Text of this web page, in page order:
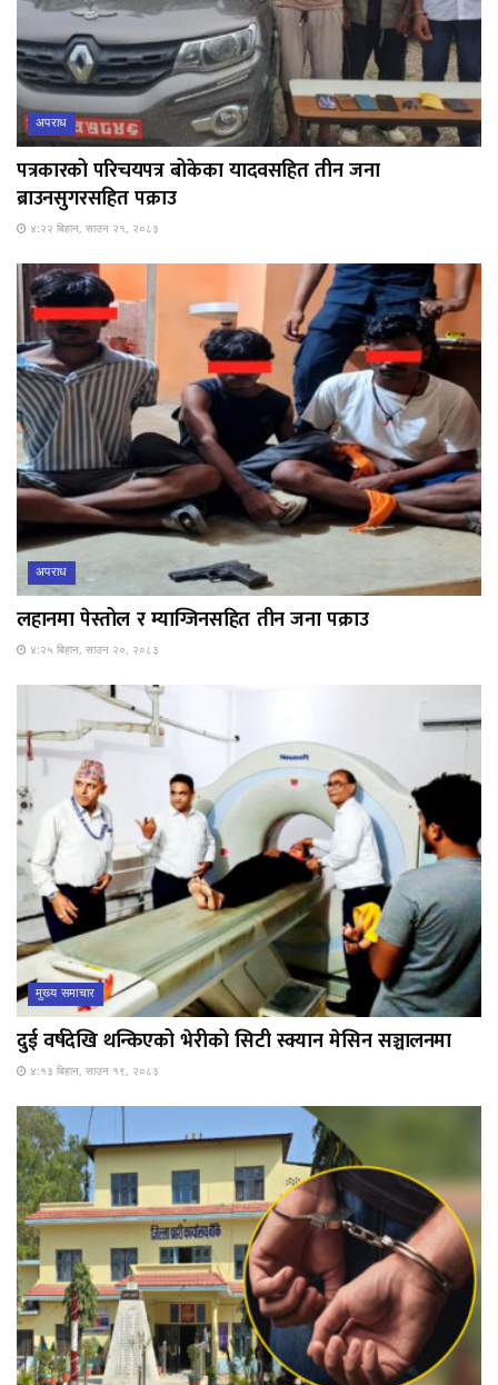
अपराध
पत्रकारको परिचयपत्र बोकेका यादवसहित तीन जना
ब्राउनसुगरसहित पक्राउ
४:२२ बिहान, साउन २१, २०८३
अपराध
लहानमा पेस्तोल र म्याग्जिनसहित तीन जना पक्राउ
४:२५ बिहान, साउन २०, २०८३
मुख्य समाचार
दुई वर्षदेखि थन्किएको भेरीको सिटी स्क्यान मेसिन सञ्चालनमा
४:१३ बिहान, साउन १९, २०८३